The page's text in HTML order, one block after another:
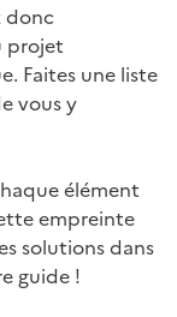
donc
projet
Faites une liste
vous y
élément
empreinte
solutions dans
guide !